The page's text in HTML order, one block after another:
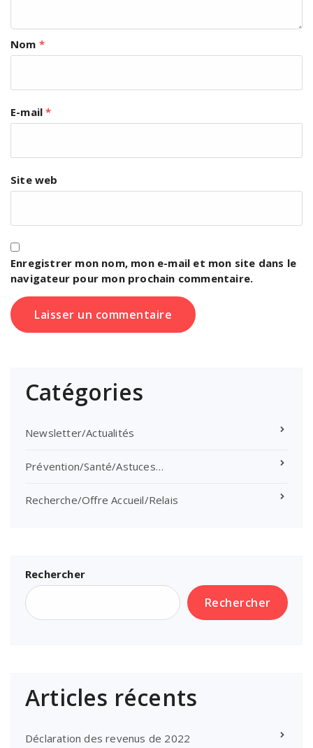
Nom *
E-mail*
Site web
Enregistrer mon nom, mon e-mail et mon site dans le
navigateur pour mon prochain commentaire.
Catégories
Newsletter/Actualités
Prévention/Santé/Astuces…
Recherche/Offre Accueil/Relais
Rechercher
Rechercher
Articles récents
Déclaration des revenus de 2022